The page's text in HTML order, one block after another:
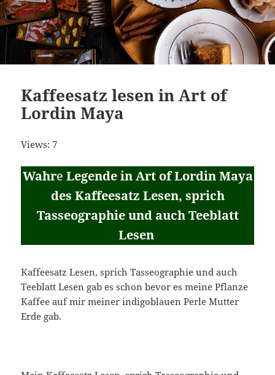
Kaffeesatz lesen in Art of
Lordin Maya
Views: 7
Wahre Legende in Art of Lordin Maya
des Kaffeesatz Lesen, sprich
Tasseographie und auch Teeblatt
Lesen
Kaffeesatz Lesen, sprich Tasseographie und auch
Teeblatt Lesen gab es schon bevor es meine Pflanze
Kaffee auf mir meiner indigoblauen Perle Mutter
Erde gab.